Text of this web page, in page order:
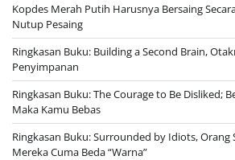
Kopdes Merah Putih Harusnya Bersaing
Nutup Pesaing
Ringkasan Buku: Building a Second Brain,
Penyimpanan
Ringkasan Buku: The Courage to Be Disliked;
Maka Kamu Bebas
Ringkasan Buku: Surrounded by Idiots,
Mereka Cuma Beda “Warna”